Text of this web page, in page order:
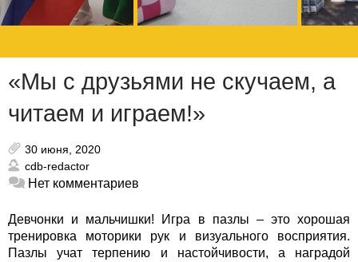
«Мы с друзьями не скучаем, а
читаем и играем!»
30 июня, 2020
cdb-redactor
Нет комментариев
Девчонки и мальчишки! Игра в пазлы – это хорошая
тренировка моторики рук и визуального восприятия.
Пазлы учат терпению и настойчивости, а наградой